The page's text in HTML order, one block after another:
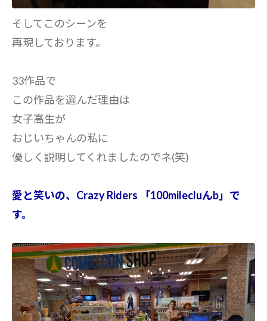
そしてこのシーンを
再現しております。
33作品で
この作品を選んだ理由は
女子高生が
おじいちゃんの私に
優しく説明してくれましたのでネ(笑)
愛と笑いの、Crazy Riders 「100milecluんb」で
す。